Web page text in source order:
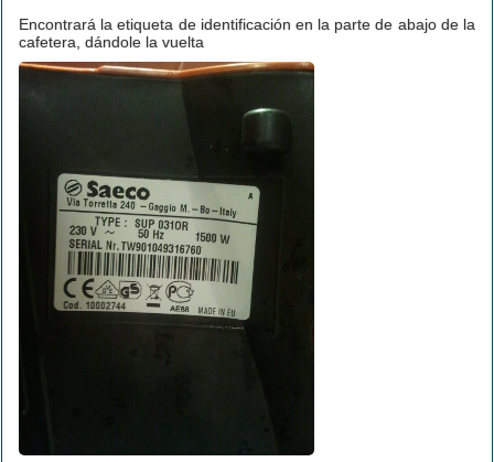
Encontrará la etiqueta de identificación en la parte de abajo de la
cafetera, dándole la vuelta